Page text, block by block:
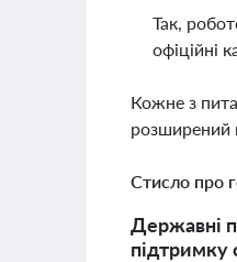
Так,
офіційні
Кожне з
розширений
Стисло про
Державні
підтримку